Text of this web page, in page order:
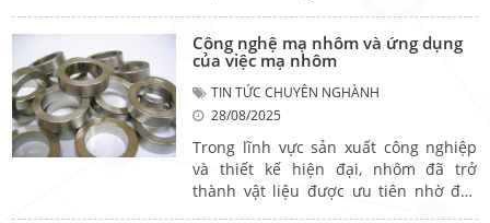
tồn tại ở dạng nguyên chất hay hợp
kim, mà còn được chế tạo thành nhiều
loại khác nhau, mỗi loại mang đặc
điểm và ưu thế riêng. Bài viết này sẽ
điểm qua các dạng nhôm phổ biến
cùng đặc điểm, công dụng và ứng
dụng thực tiễn, giúp bạn chọn đúng
vật liệu cho nhu cầu của mình.
Công nghệ mạ nhôm và ứng dụng
của việc mạ nhôm
TIN TỨC CHUYÊN NGHÀNH
28/08/2025
Trong lĩnh vực sản xuất công nghiệp
và thiết kế hiện đại, nhôm đã trở
thành vật liệu được ưu tiên nhờ đặc